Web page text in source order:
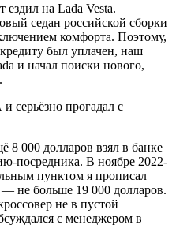
ездил на Lada Vesta.
седан российской сборки
комфорта. Поэтому,
был уплачен, наш
и начал поиски нового,
8 000 долларов взял в банке
посредника. В ноябре 2022-
пунктом я прописал
не больше 19 000 долларов.
не в пустой
с менеджером в